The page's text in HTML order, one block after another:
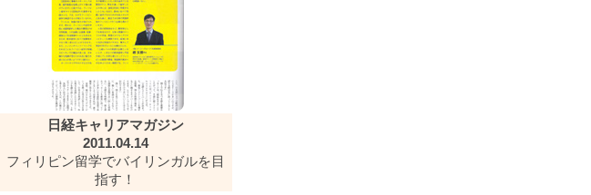
日経キャリアマガジン
2011.04.14
フィリピン留学でバイリンガルを目
指す！